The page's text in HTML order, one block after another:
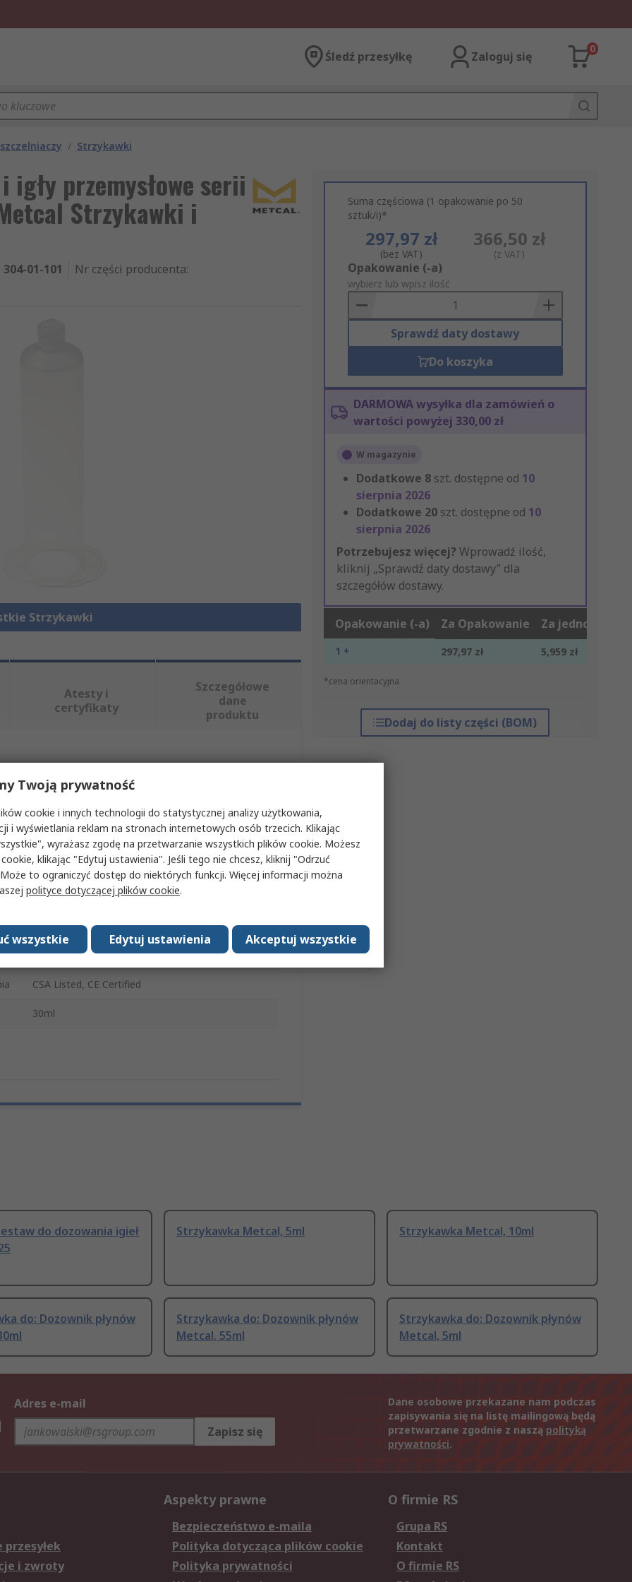
Śledź przesyłkę Zaloguj się
0
/ Strzykawki
przemysłowe serii
Strzykawki i
304-01-101 Nr części producenta:
Strzykawki
Suma częściowa (1 opakowanie po 50
sztuk/i)*
297,97 zł
(bez VAT)
366,50 zł
(z VAT)
Add
to
Basket
Opakowanie (-a)
wybierz lub wpisz ilość
Sprawdź daty dostawy
Do koszyka
DARMOWA wysyłka dla zamówień o
wartości powyżej 330,00 zł
W magazynie
Dodatkowe 8 szt. dostępne od 10
sierpnia 2026
Dodatkowe 20 szt. dostępne od 10
sierpnia 2026
Potrzebujesz więcej? Wprowadź ilość,
kliknij „Sprawdź daty dostawy” dla
szczegółów dostawy.
Opakowanie (-a) Za Opakowanie Za jednostkę*
1 + 297,97 zł 5,959 zł
*cena orientacyjna
Dodaj do listy części (BOM)
Atesty i
certyfikaty
Szczegółowe
dane
produktu
wybierając jeden lub więcej atrybutów.
Metcal
Strzykawka
Strzykawki i wybór igieł, Dwa głowice odbiornika,
Strzykawki i igły przemysłowe serii 700 firmy
Techcon System
CSA Listed, CE Certified
30ml
do dozowania igieł
Strzykawka Metcal, 5ml Strzykawka Metcal, 10ml
do: Dozownik płynów
Strzykawka do: Dozownik płynów
Metcal, 55ml
Strzykawka do: Dozownik płynów
Metcal, 5ml
Adres e-mail
Zapisz się
Dane osobowe przekazane nam podczas
zapisywania się na listę mailingową będą
przetwarzane zgodnie z naszą polityką
prywatności.
przesyłek
i zwroty
Aspekty prawne
Bezpieczeństwo e-maila
Polityka dotycząca plików cookie
Polityka prywatności
O firmie RS
Grupa RS
Kontakt
O firmie RS
Twoją prywatność
cookie i innych technologii do statystycznej analizy użytkowania,
i wyświetlania reklam na stronach internetowych osób trzecich. Klikając
wyrażasz zgodę na przetwarzanie wszystkich plików cookie. Możesz
klikając "Edytuj ustawienia". Jeśli tego nie chcesz, kliknij "Odrzuć
to ograniczyć dostęp do niektórych funkcji. Więcej informacji można
polityce dotyczącej plików cookie.
Akceptuj wszystkie
Edytuj ustawienia
wszystkie